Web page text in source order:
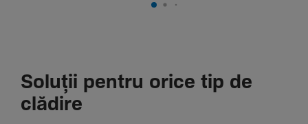
Soluții pentru orice tip de
clădire